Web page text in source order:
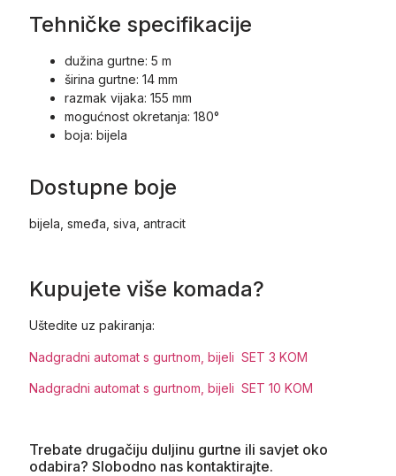
Tehničke specifikacije
dužina gurtne: 5 m
širina gurtne: 14 mm
razmak vijaka: 155 mm
mogućnost okretanja: 180°
boja: bijela
Dostupne boje
bijela, smeđa, siva, antracit
Kupujete više komada?
Uštedite uz pakiranja:
Nadgradni automat s gurtnom, bijeli SET 3 KOM
Nadgradni automat s gurtnom, bijeli SET 10 KOM
Trebate drugačiju duljinu gurtne ili savjet oko
odabira? Slobodno nas kontaktirajte.